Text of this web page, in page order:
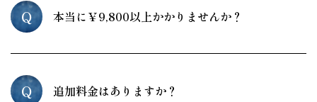
Q 本当に￥9,800以上かかりませんか？
Q 追加料金はありますか？